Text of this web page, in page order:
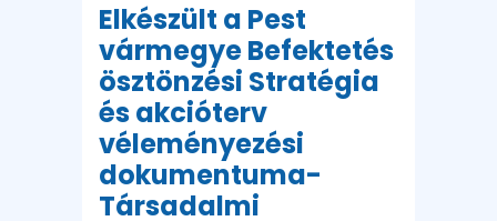
Elkészült a Pest
vármegye Befektetés
ösztönzési Stratégia
és akcióterv
véleményezési
dokumentuma-
Társadalmi